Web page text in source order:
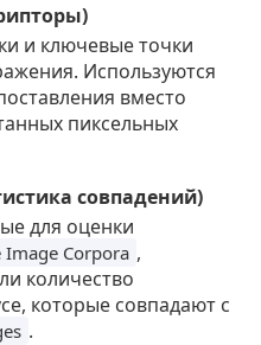
и ключевые точки
Используются
вместо
пиксельных
совпадений)
для оценки
Image Corpora ,
количество
которые совпадают с
.